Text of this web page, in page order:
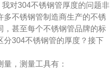
对304不锈钢管厚度的问题非
多不锈钢管制造商生产的不锈
，甚至每个不锈钢管品牌的标
分304不锈钢管的厚度？接下
，测量工具有：